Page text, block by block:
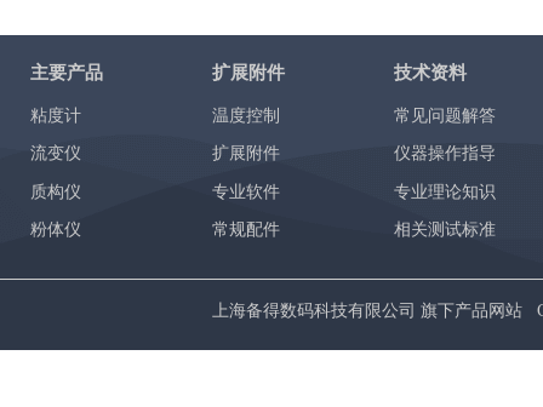
上海备得数码科技有限公司 旗下产品网站
常见问题解答
仪器操作指导
专业理论知识
相关测试标准
主要产品 技术资料
扩展附件
粘度计
流变仪
质构仪
粉体仪
温度控制
扩展附件
专业软件
常规配件